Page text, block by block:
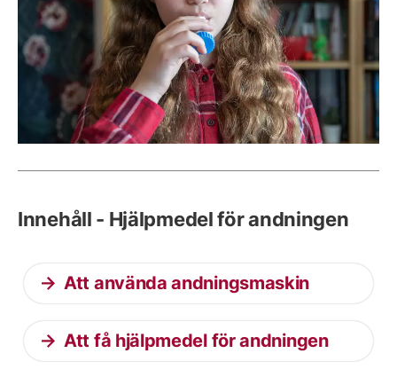
Innehåll - Hjälpmedel för andningen
Att använda andningsmaskin
Att få hjälpmedel för andningen